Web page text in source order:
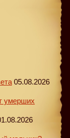
05.08.2026
умерших